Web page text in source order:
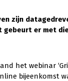
zijn
er met
het webinar
bijeenkomst